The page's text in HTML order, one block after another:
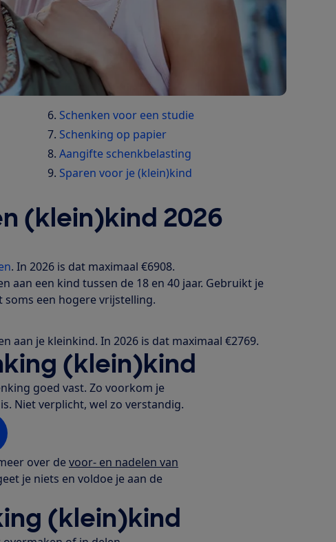
Schenken voor een studie
Schenking op papier
Aangifte schenkbelasting
Sparen voor je (klein)kind
(klein)kind 2026
. In 2026 is dat maximaal €6908.
aan een kind tussen de 18 en 40 jaar. Gebruikt je
soms een hogere vrijstelling.
aan je kleinkind. In 2026 is dat maximaal €2769.
(klein)kind
goed vast. Zo voorkom je
Niet verplicht, wel zo verstandig.
over devoor- en nadelen van
je niets en voldoe je aan de
(klein)kind